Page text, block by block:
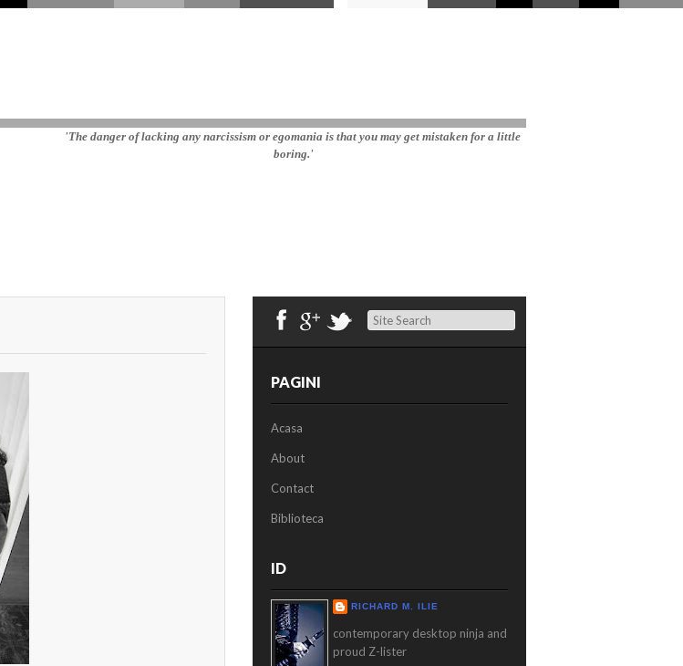
'The danger of lacking any narcissism or egomania is that you may get mistaken for a little
boring.'
Search
PAGINI
Acasa
About
Contact
Biblioteca
ID
RICHARD M. ILIE
contemporary desktop ninja and
proud Z-lister